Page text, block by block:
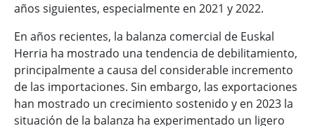
años siguientes, especialmente en 2021 y 2022.
En años recientes, la balanza comercial de Euskal
Herria ha mostrado una tendencia de debilitamiento,
principalmente a causa del considerable incremento
de las importaciones. Sin embargo, las exportaciones
han mostrado un crecimiento sostenido y en 2023 la
situación de la balanza ha experimentado un ligero